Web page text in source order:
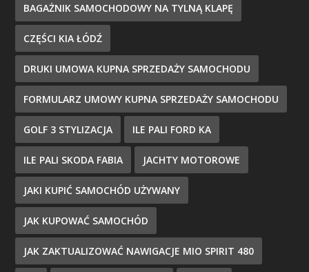
BAGAŻNIK SAMOCHODOWY NA TYLNĄ KLAPĘ
CZĘŚCI KIA ŁÓDŹ
DRUKI UMOWA KUPNA SPRZEDAŻY SAMOCHODU
FORMULARZ UMOWY KUPNA SPRZEDAŻY SAMOCHODU
GOLF 3 STYLIZACJA ILE PALI FORD KA
ILE PALI SKODA FABIA JACHTY MOTOROWE
JAKI KUPIĆ SAMOCHÓD UŻYWANY
JAK KUPOWAĆ SAMOCHÓD
JAK ZAKTUALIZOWAĆ NAWIGACJE MIO SPIRIT 480